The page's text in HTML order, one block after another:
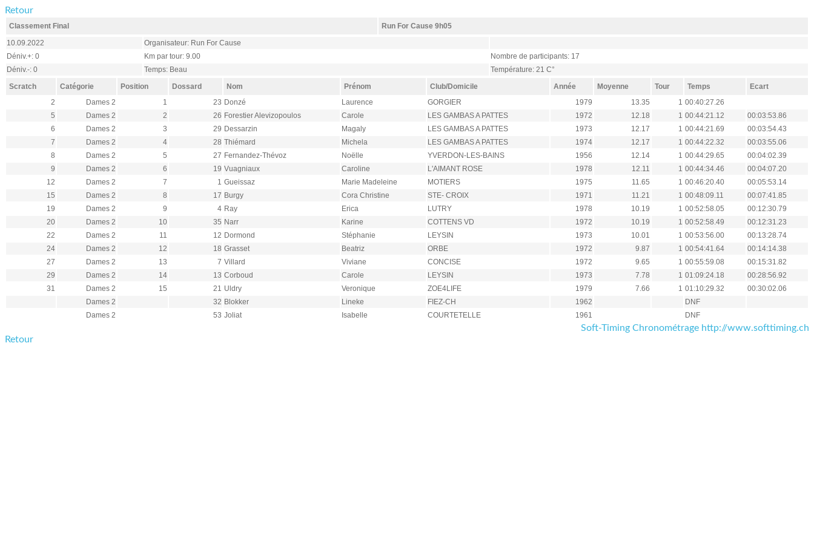
Retour
Classement Final
Run For Cause 9h05
10.09.2022
Organisateur: Run For Cause
Déniv.+: 0
Km par tour: 9.00
Nombre de participants: 17
Déniv.-: 0
Temps: Beau
Température: 21 C°
Scratch
Catégorie Position Dossard Nom Prénom Club/Domicile Année Moyenne Tour Temps
Ecart
2
Dames 2 1 23 Donzé Laurence GORGIER 1979 13.35 1 00:40:27.26
5
Dames 2 2 26 Forestier Alevizopoulos Carole LES GAMBAS A PATTES 1972 12.18 1 00:44:21.12
00:03:53.86
6
Dames 2 3 29 Dessarzin Magaly LES GAMBAS A PATTES 1973 12.17 1 00:44:21.69
00:03:54.43
7
Dames 2 4 28 Thiémard Michela LES GAMBAS A PATTES 1974 12.17 1 00:44:22.32
00:03:55.06
8
Dames 2 5 27 Fernandez-Thévoz Noëlle YVERDON-LES-BAINS 1956 12.14 1 00:44:29.65
00:04:02.39
9
Dames 2 6 19 Vuagniaux Caroline L'AIMANT ROSE 1978 12.11 1 00:44:34.46
00:04:07.20
12
Dames 2 7 1 Gueissaz Marie Madeleine MOTIERS 1975 11.65 1 00:46:20.40
00:05:53.14
15
Dames 2 8 17 Burgy Cora Christine STE- CROIX 1971 11.21 1 00:48:09.11
00:07:41.85
19
Dames 2 9 4 Ray Erica LUTRY 1978 10.19 1 00:52:58.05
00:12:30.79
20
Dames 2 10 35 Narr Karine COTTENS VD 1972 10.19 1 00:52:58.49
00:12:31.23
22
Dames 2 11 12 Dormond Stéphanie LEYSIN 1973 10.01 1 00:53:56.00
00:13:28.74
24
Dames 2 12 18 Grasset Beatriz ORBE 1972 9.87 1 00:54:41.64
00:14:14.38
27
Dames 2 13 7 Villard Viviane CONCISE 1972 9.65 1 00:55:59.08
00:15:31.82
29
Dames 2 14 13 Corboud Carole LEYSIN 1973 7.78 1 01:09:24.18
00:28:56.92
31
Dames 2 15 21 Uldry Veronique ZOE4LIFE 1979 7.66 1 01:10:29.32
00:30:02.06
Dames 2
32 Blokker Lineke FIEZ-CH 1962
DNF
Dames 2
53 Joliat Isabelle COURTETELLE 1961 DNF
Soft-Timing Chronométrage http://www.softtiming.ch
Retour